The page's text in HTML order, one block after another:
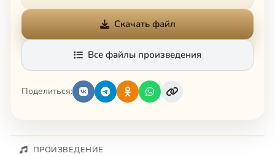
Скачать файл
Все файлы произведения
Поделиться:
ПРОИЗВЕДЕНИЕ